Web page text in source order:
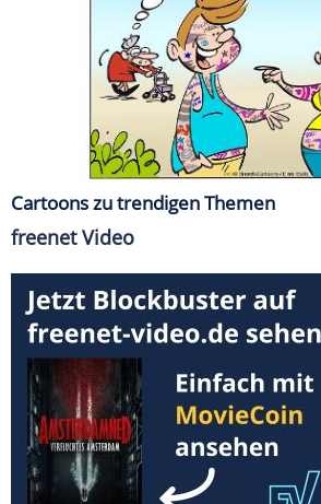
Cartoons zu trendigen Themen
freenet Video